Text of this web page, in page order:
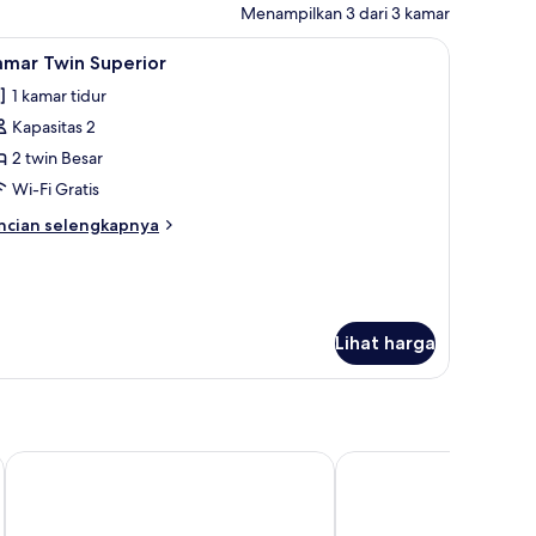
Menampilkan 3 dari 3 kamar
| Brankas, meja kerja, ruang kerja ramah laptop, dan setrika/meja setrika
Kamar Twin Superior | Brankas, meja kerja,
2 Twin Superior
1 kamar tidur
Kapasitas 2
2 twin Besar
Wi-Fi Gratis
selengkapnya
Lihat harga
Kesarbagh Palace Parallel Hotel